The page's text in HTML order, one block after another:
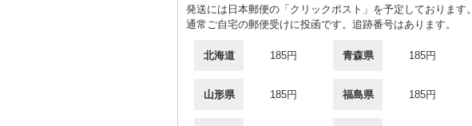
発送には日本郵便の「クリックポスト」を予定しております。
通常ご自宅の郵便受けに投函です。追跡番号はあります。
北海道 185円 青森県 185円
山形県 185円 福島県 185円